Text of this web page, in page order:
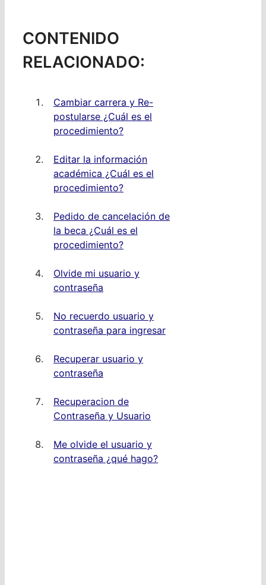
CONTENIDO
RELACIONADO:
Cambiar carrera y Re-
postularse ¿Cuál es el
procedimiento?
Editar la información
académica ¿Cuál es el
procedimiento?
Pedido de cancelación de
la beca ¿Cuál es el
procedimiento?
Olvide mi usuario y
contraseña
No recuerdo usuario y
contraseña para ingresar
Recuperar usuario y
contraseña
Recuperacion de
Contraseña y Usuario
Me olvide el usuario y
contraseña ¿qué hago?